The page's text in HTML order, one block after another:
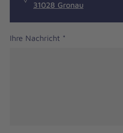
31028 Gronau
Ihre Nachricht *